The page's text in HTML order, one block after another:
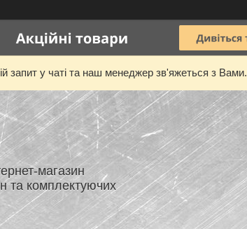
запит у чаті та наш менеджер зв'яжеться з Вами.
магазин
та комплектуючих